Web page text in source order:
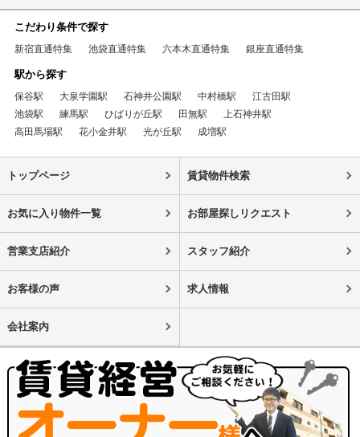
こだわり条件で探す
新宿直通特集 池袋直通特集 六本木直通特集 銀座直通特集
駅から探す
保谷駅 大泉学園駅 石神井公園駅 中村橋駅
江古田駅
池袋駅
練馬駅 ひばりが丘駅 田無駅
上石神井駅
高田馬場駅
花小金井駅 光が丘駅 成増駅
トップページ 賃貸物件検索
お気に入り物件一覧 お部屋探しリクエスト
営業支店紹介 スタッフ紹介
お客様の声 求人情報
会社案内